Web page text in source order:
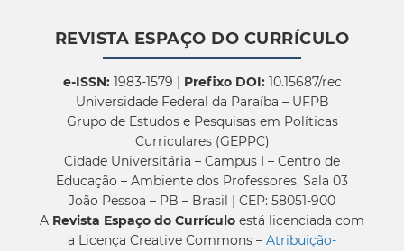
REVISTA ESPAÇO DO CURRÍCULO
e-ISSN:1983-1579 | Prefixo DOI:10.15687/rec
Universidade Federal da Paraíba – UFPB
Grupo de Estudos e Pesquisas em Políticas
Curriculares (GEPPC)
Cidade Universitária – Campus I – Centro de
Educação – Ambiente dos Professores, Sala 03
João Pessoa – PB – Brasil | CEP: 58051-900
A Revista Espaço do Currículo está licenciada com
a Licença Creative Commons – Atribuição-